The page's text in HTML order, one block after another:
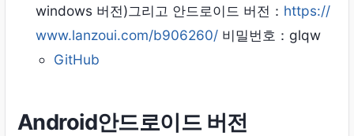
windows 버전)그리고 안드로이드 버전： https://
www.lanzoui.com/b906260/ 비밀번호：glqw
GitHub
Android안드로이드 버전